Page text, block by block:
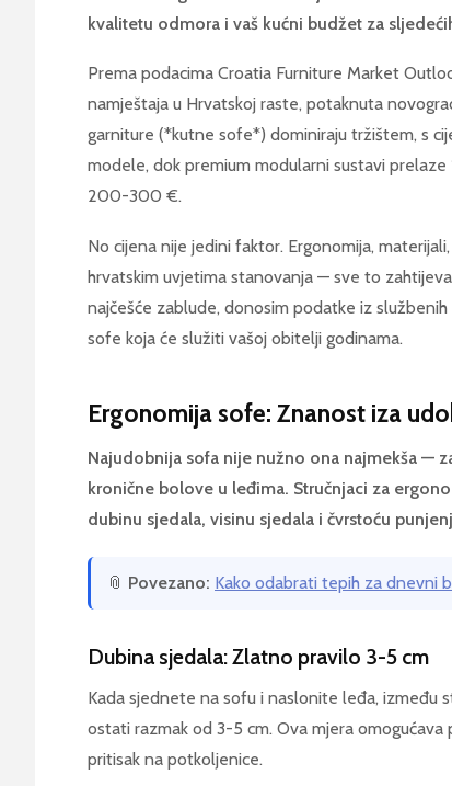
kvalitetu odmora i vaš kućni budžet za
Prema podacima Croatia Furniture Market
namještaja u Hrvatskoj raste, potaknuta
garniture (*kutne sofe*) dominiraju tržištem, s
modele, dok premium modularni sustavi
200-300 €.
No cijena nije jedini faktor. Ergonomija,
hrvatskim uvjetima stanovanja — sve to
najčešće zablude, donosim podatke iz
sofe koja će služiti vašoj obitelji godinama.
Ergonomija sofe: Znanost iza
Najudobnija sofa nije nužno ona najmekša —
kronične bolove u leđima. Stručnjaci za
dubinu sjedala, visinu sjedala i čvrstoću
📎 Povezano: Kako odabrati tepih za dnevni
Dubina sjedala: Zlatno pravilo 3-5 cm
Kada sjednete na sofu i naslonite leđa, između
ostati razmak od 3-5 cm. Ova mjera omogućava
pritisak na potkoljenice.